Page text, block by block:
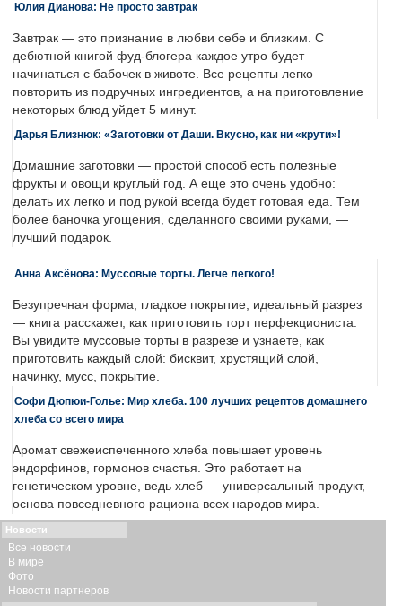
Юлия Дианова: Не просто завтрак
Завтрак — это признание в любви себе и близким. С
дебютной книгой фуд-блогера каждое утро будет
начинаться с бабочек в животе. Все рецепты легко
повторить из подручных ингредиентов, а на приготовление
некоторых блюд уйдет 5 минут.
Дарья Близнюк: «Заготовки от Даши. Вкусно, как ни «крути»!
Домашние заготовки — простой способ есть полезные
фрукты и овощи круглый год. А еще это очень удобно:
делать их легко и под рукой всегда будет готовая еда. Тем
более баночка угощения, сделанного своими руками, —
лучший подарок.
Анна Аксёнова: Муссовые торты. Легче легкого!
Безупречная форма, гладкое покрытие, идеальный разрез
— книга расскажет, как приготовить торт перфекциониста.
Вы увидите муссовые торты в разрезе и узнаете, как
приготовить каждый слой: бисквит, хрустящий слой,
начинку, мусс, покрытие.
Софи Дюпюи-Голье: Мир хлеба. 100 лучших рецептов домашнего
хлеба со всего мира
Аромат свежеиспеченного хлеба повышает уровень
эндорфинов, гормонов счастья. Это работает на
генетическом уровне, ведь хлеб — универсальный продукт,
основа повседневного рациона всех народов мира.
Новости
Все новости
В мире
Фото
Новости партнеров